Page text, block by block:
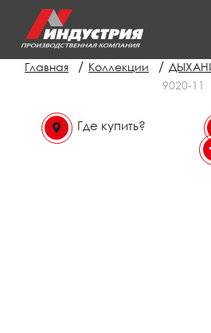
Главная / Коллекции /
9020-11
Где купить?